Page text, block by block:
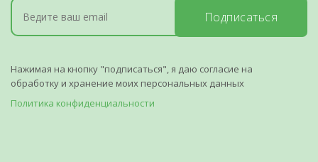
Подписаться
Нажимая на кнопку "подписаться", я даю согласие на
обработку и хранение моих персональных данных
Политика конфиденциальности